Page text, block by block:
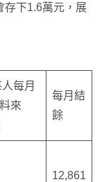
存下1.6萬元，展
每月
來
每月結
餘
12,861